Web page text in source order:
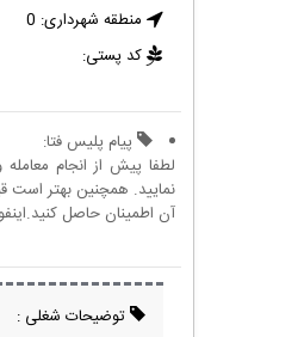
منطقه شهرداری: 0
کد پستی:
پیام پلیس فتا:
لطفا پیش از انجام
نمایید. همچنین بهتر است
آن اطمینان حاصل
توضیحات شغلی :